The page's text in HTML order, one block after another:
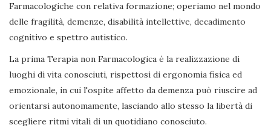
Farmacologiche con relativa formazione; operiamo nel mondo
delle fragilità, demenze, disabilità intellettive, decadimento
cognitivo e spettro autistico.
La prima Terapia non Farmacologica è la realizzazione di
luoghi di vita conosciuti, rispettosi di ergonomia fisica ed
emozionale, in cui l'ospite affetto da demenza può riuscire ad
orientarsi autonomamente, lasciando allo stesso la libertà di
scegliere ritmi vitali di un quotidiano conosciuto.